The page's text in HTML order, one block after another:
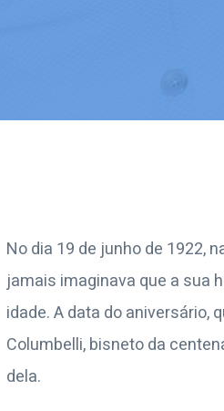
No dia 19 de junho de 1922,
jamais imaginava que a sua
idade. A data do aniversário,
Columbelli, bisneto da
dela.